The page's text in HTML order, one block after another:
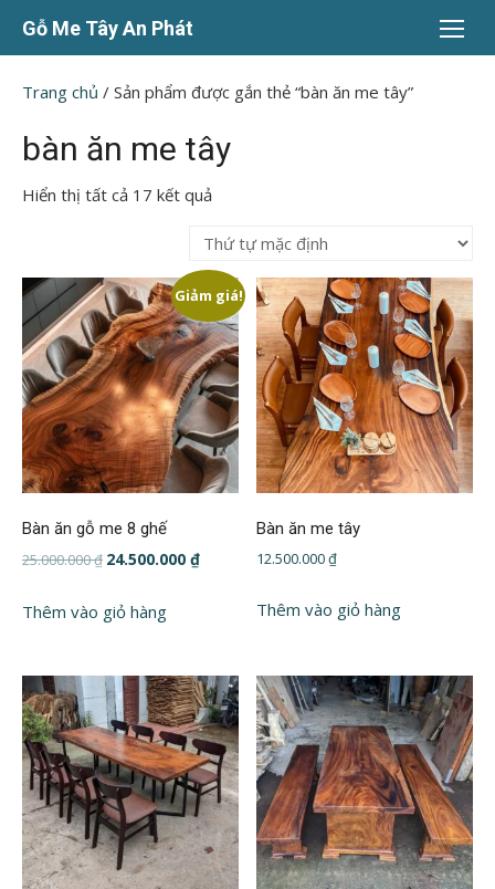
Chuyển
dung
Gỗ Me Tây An Phát
Trang chủ / Sản phẩm được gắn thẻ “bàn ăn me tây”
bàn ăn me tây
Hiển thị tất cả 17 kết quả
Giảm giá!
Bàn ăn gỗ me 8 ghế
25.000.000₫ Giá
là:
24.500.000 ₫Giá
Thêm vào giỏ hàng
Bàn ăn me tây
12.500.000₫
Thêm vào giỏ hàng